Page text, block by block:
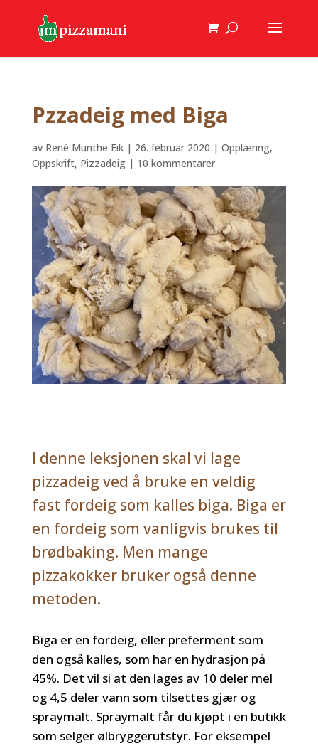
Pzzadeig med Biga
av René Munthe Eik| 26. februar 2020 | Opplæring,
Oppskrift, Pizzadeig| 10 kommentarer
I denne leksjonen skal vi lage
pizzadeig ved å bruke en veldig
fast fordeig som kalles biga. Biga er
en fordeig som vanligvis brukes til
brødbaking. Men mange
pizzakokker bruker også denne
metoden.
Biga er en fordeig, eller preferment som
den også kalles, som har en hydrasjon på
45%. Det vil si at den lages av 10 deler mel
og 4,5 deler vann som tilsettes gjær og
spraymalt. Spraymalt får du kjøpt i en butikk
som selger ølbryggerutstyr. For eksempel